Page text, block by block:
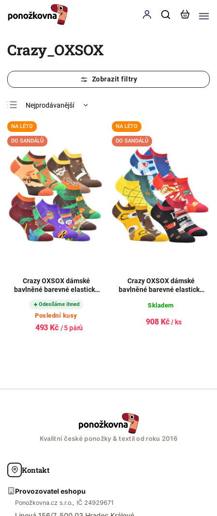
Crazy_OXSOX
Nejprodávanější
Nejlevnější
Nejdražší
Abecedně
NA LÉTO
DO SANDÁLŮ
Crazy OXSOX dámské
bavlněné barevné elastické
letní sneaker Crazy ponožky
každá jiná mix 5párů
Odesíláme ihned
Poslední kusy
493 Kč / 5 párů
NA LÉTO
DO SANDÁLŮ
Crazy OXSOX dámské
bavlněné barevné elastické
každá jiná mix4
Skladem
908 Kč/ ks
Kvalitní české ponožky & textil od roku 2016
Kontakt
Provozovatel eshopu
Ponožkovna.cz s.r.o., IČ 24929671